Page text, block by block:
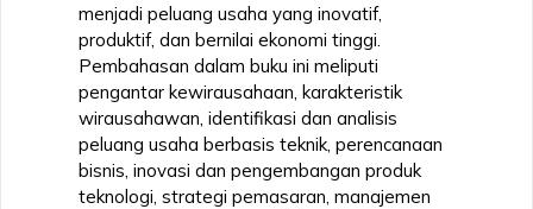
menjadi peluang usaha yang inovatif,
produktif, dan bernilai ekonomi tinggi.
Pembahasan dalam buku ini meliputi
pengantar kewirausahaan, karakteristik
wirausahawan, identifikasi dan analisis
peluang usaha berbasis teknik, perencanaan
bisnis, inovasi dan pengembangan produk
teknologi, strategi pemasaran, manajemen